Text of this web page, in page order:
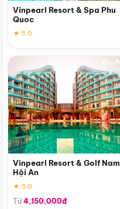
Vinpearl Resort & Spa Phu
Quoc
★ 5.0
Vinpearl Resort & Golf Nam
Hội An
★ 5.0
Từ4,150,000đ